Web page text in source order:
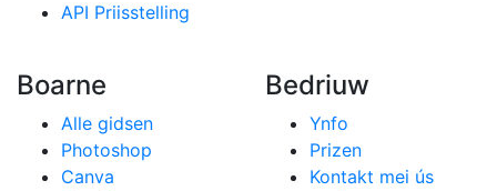
API Priisstelling
Boarne
Alle gidsen
Photoshop
Canva
Bedriuw
Ynfo
Prizen
Kontakt mei ús